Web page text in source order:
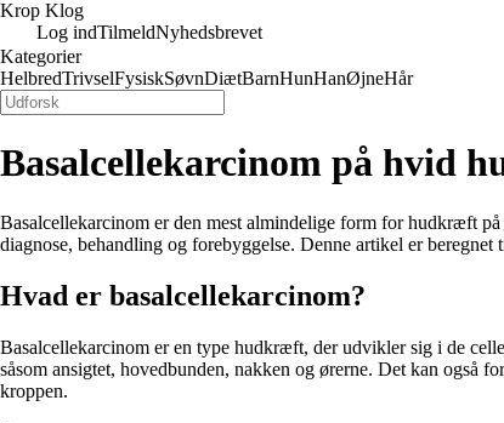
Krop Klog
Log indTilmeldNyhedsbrevet
Kategorier
HelbredTrivselFysiskSøvnDiætBarnHunHanØjneHår
Basalcellekarcinom på hvid
Basalcellekarcinom er den mest almindelige form for hudkræft
diagnose, behandling og forebyggelse. Denne artikel er
Hvad er basalcellekarcinom?
Basalcellekarcinom er en type hudkræft, der udvikler sig i de
såsom ansigtet, hovedbunden, nakken og ørerne. Det kan også
kroppen.